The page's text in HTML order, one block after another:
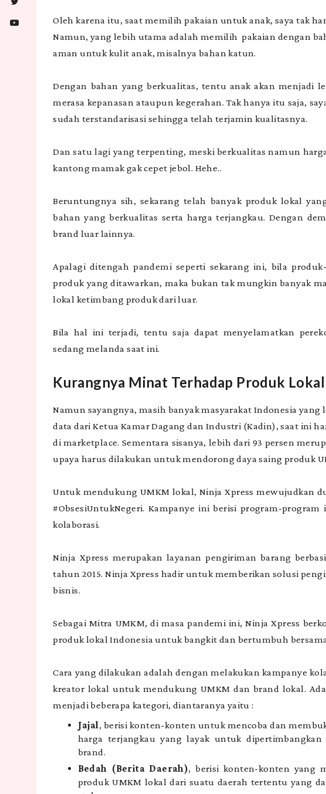
Oleh karena itu, saat memilih pakaian untuk anak, saya tak
Namun, yang lebih utama adalah memilih pakaian dengan
aman untuk kulit anak, misalnya bahan katun.
Dengan bahan yang berkualitas, tentu anak akan menjadi
merasa kepanasan ataupun kegerahan. Tak hanya itu saja,
sudah terstandarisasi sehingga telah terjamin kualitasnya.
Dan satu lagi yang terpenting, meski berkualitas namun
kantong mamak gak cepet jebol. Hehe..
Beruntungnya sih, sekarang telah banyak produk lokal
bahan yang berkualitas serta harga terjangkau. Dengan
brand luar lainnya.
Apalagi ditengah pandemi seperti sekarang ini, bila
produk yang ditawarkan, maka bukan tak mungkin banyak
lokal ketimbang produk dari luar.
Bila hal ini terjadi, tentu saja dapat menyelamatkan
sedang melanda saat ini.
Kurangnya Minat Terhadap Produk Lokal
Namun sayangnya, masih banyak masyarakat Indonesia
data dari Ketua Kamar Dagang dan Industri (Kadin), saat ini
di marketplace. Sementara sisanya, lebih dari 93 persen
upaya harus dilakukan untuk mendorong daya saing produk
Untuk mendukung UMKM lokal, Ninja Xpress mewujudkan
#ObsesiUntukNegeri. Kampanye ini berisi program-
kolaborasi.
Ninja Xpress merupakan layanan pengiriman barang
tahun 2015. Ninja Xpress hadir untuk memberikan solusi
bisnis.
Sebagai Mitra UMKM, di masa pandemi ini, Ninja Xpress
produk lokal Indonesia untuk bangkit dan bertumbuh
Cara yang dilakukan adalah dengan melakukan kampanye
kreator lokal untuk mendukung UMKM dan brand lokal.
menjadi beberapa kategori, diantaranya yaitu :
Jajal, berisi konten-konten untuk mencoba dan
harga terjangkau yang layak untuk
brand.
Bedah (Berita Daerah), berisi konten-konten yang
produk UMKM lokal dari suatu daerah tertentu yang